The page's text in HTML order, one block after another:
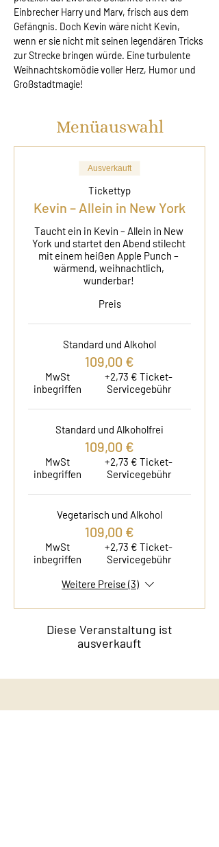
Einbrecher Harry und Marv, frisch aus dem
Gefängnis. Doch Kevin wäre nicht Kevin,
wenn er sie nicht mit seinen legendären Tricks
zur Strecke bringen würde. Eine turbulente
Weihnachtskomödie voller Herz, Humor und
Großstadtmagie!
Menüauswahl
Ausverkauft
Tickettyp
Kevin – Allein in New York
Taucht ein in Kevin – Allein in New
York und startet den Abend stilecht
mit einem heißen Apple Punch –
wärmend, weihnachtlich,
wunderbar!
Preis
Standard und Alkohol
109,00 €
MwSt
inbegriffen
+2,73 € Ticket-
Servicegebühr
Standard und Alkoholfrei
109,00 €
MwSt
inbegriffen
+2,73 € Ticket-
Servicegebühr
Vegetarisch und Alkohol
109,00 €
MwSt
inbegriffen
+2,73 € Ticket-
Servicegebühr
Weitere Preise (3)
Diese Veranstaltung ist
ausverkauft